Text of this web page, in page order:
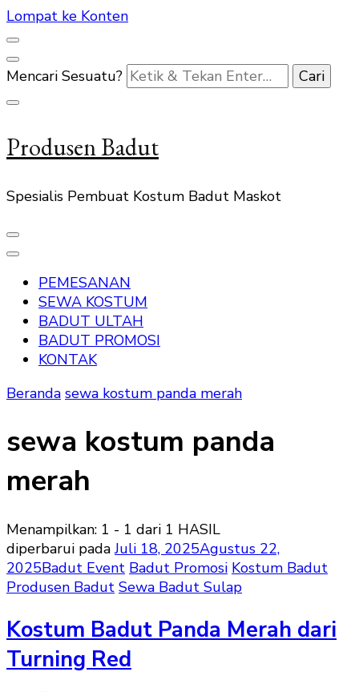
Lompat ke Konten
Mencari Sesuatu?
Produsen Badut
Spesialis Pembuat Kostum Badut Maskot
PEMESANAN
SEWA KOSTUM
BADUT ULTAH
BADUT PROMOSI
KONTAK
Beranda sewa kostum panda merah
sewa kostum panda
merah
Menampilkan: 1 - 1 dari 1 HASIL
diperbarui padaJuli 18, 2025Agustus 22,
2025Badut Event Badut Promosi Kostum Badut
Produsen Badut Sewa Badut Sulap
Kostum Badut Panda Merah dari
Turning Red